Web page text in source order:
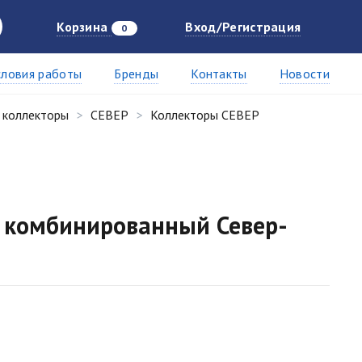
Корзина 0 Вход/Регистрация
работы Бренды Контакты Новости
СЕВЕР
Коллекторы СЕВЕР
Север-